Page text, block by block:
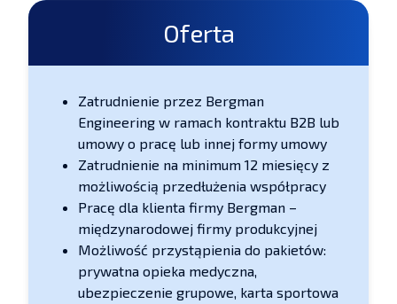
Oferta
Zatrudnienie przez Bergman
Engineering w ramach kontraktu B2B lub
umowy o pracę lub innej formy umowy
Zatrudnienie na minimum 12 miesięcy z
możliwością przedłużenia współpracy
Pracę dla klienta firmy Bergman –
międzynarodowej firmy produkcyjnej
Możliwość przystąpienia do pakietów:
prywatna opieka medyczna,
ubezpieczenie grupowe, karta sportowa